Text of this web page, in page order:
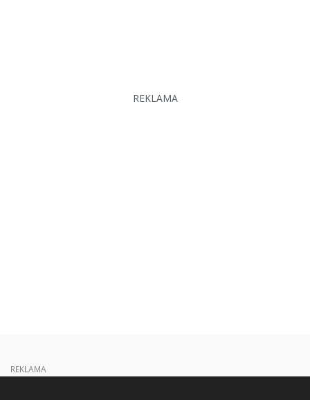
REKLAMA
REKLAMA